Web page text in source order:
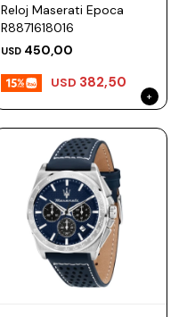
Reloj Maserati Epoca
R8871618016
USD 450,00
USD 382,50